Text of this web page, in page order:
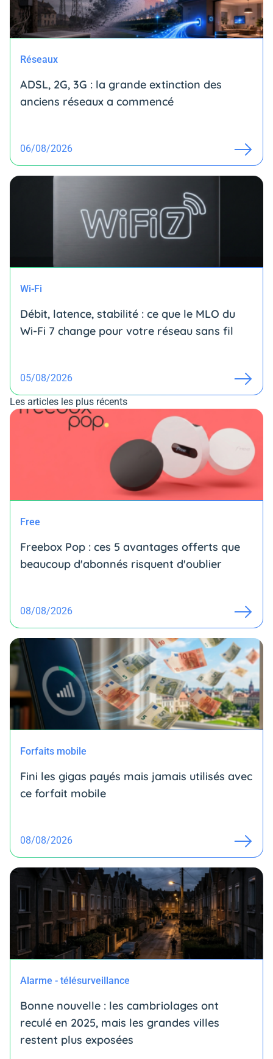
Réseaux
ADSL, 2G, 3G : la grande extinction des
anciens réseaux a commencé
06/08/2026
Wi-Fi
Débit, latence, stabilité : ce que le MLO du
Wi-Fi 7 change pour votre réseau sans fil
05/08/2026
Les articles les plus récents
Free
Freebox Pop : ces 5 avantages offerts que
beaucoup d'abonnés risquent d'oublier
08/08/2026
Forfaits mobile
Fini les gigas payés mais jamais utilisés avec
ce forfait mobile
08/08/2026
Alarme - télésurveillance
Bonne nouvelle : les cambriolages ont
reculé en 2025, mais les grandes villes
restent plus exposées